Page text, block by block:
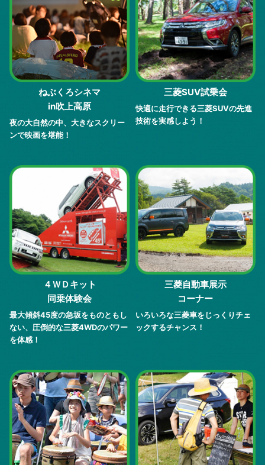
ねぶくろシネマ
in吹上高原
夜の大自然の中、大きなスクリー
ンで映画を堪能！
三菱SUV試乗会
快適に走行できる三菱SUVの先進
技術を実感しよう！
４ＷＤキット
同乗体験会
最大傾斜45度の急坂をものともし
ない、圧倒的な三菱4WDのパワー
を体感！
三菱自動車展示
コーナー
いろいろな三菱車をじっくりチェ
ックするチャンス！